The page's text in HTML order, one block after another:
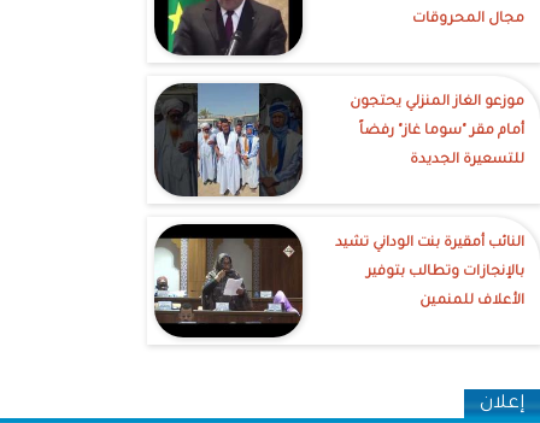
مجال المحروقات
موزعو الغاز المنزلي يحتجون
أمام مقر "سوما غاز" رفضاً
للتسعيرة الجديدة
النائب أمقيرة بنت الوداني تشيد
بالإنجازات وتطالب بتوفير
الأعلاف للمنمين
إعلان